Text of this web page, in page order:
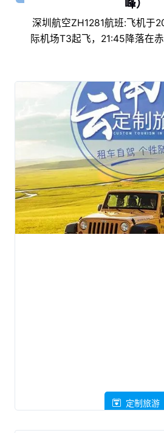
峰）
深圳航空ZH1281航班:飞机于
际机场T3起飞，21:45降落在
定制旅游